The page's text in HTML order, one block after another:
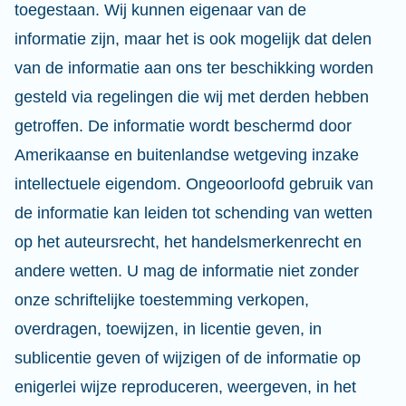
toegestaan. Wij kunnen eigenaar van de
informatie zijn, maar het is ook mogelijk dat delen
van de informatie aan ons ter beschikking worden
gesteld via regelingen die wij met derden hebben
getroffen. De informatie wordt beschermd door
Amerikaanse en buitenlandse wetgeving inzake
intellectuele eigendom. Ongeoorloofd gebruik van
de informatie kan leiden tot schending van wetten
op het auteursrecht, het handelsmerkenrecht en
andere wetten. U mag de informatie niet zonder
onze schriftelijke toestemming verkopen,
overdragen, toewijzen, in licentie geven, in
sublicentie geven of wijzigen of de informatie op
enigerlei wijze reproduceren, weergeven, in het